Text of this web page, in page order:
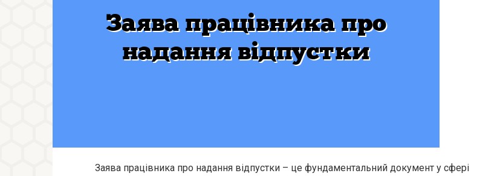
Заява працівника про надання відпустки – це фундаментальний документ у сфері